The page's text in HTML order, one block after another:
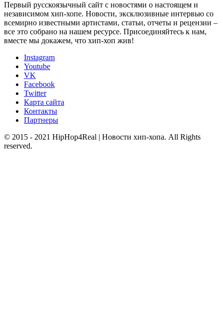
Первый русскоязычный сайт с новостями о настоящем и
независимом хип-хопе. Новости, эксклюзивные интервью со
всемирно известными артистами, статьи, отчеты и рецензии –
все это собрано на нашем ресурсе. Присоединяйтесь к нам,
вместе мы докажем, что хип-хоп жив!
Instagram
Youtube
VK
Facebook
Twitter
Карта сайта
Контакты
Партнеры
© 2015 - 2021 HipHop4Real | Новости хип-хопа. All Rights
reserved.